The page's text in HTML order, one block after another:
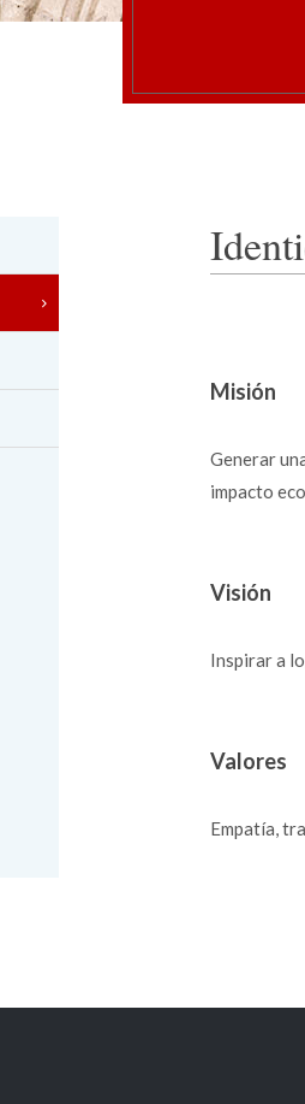
Misión
Generar
impacto
Visión
Inspirar a
Valores
Empatía,